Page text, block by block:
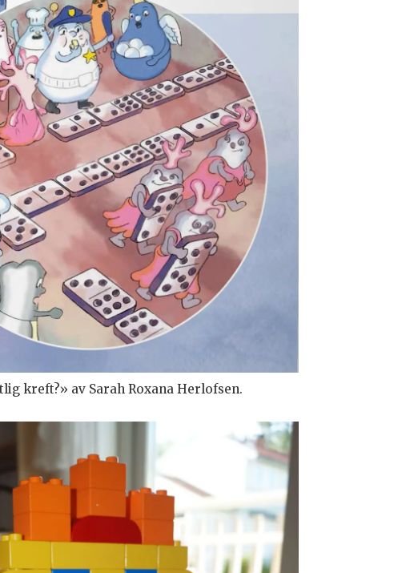
kreft?» av Sarah Roxana Herlofsen.